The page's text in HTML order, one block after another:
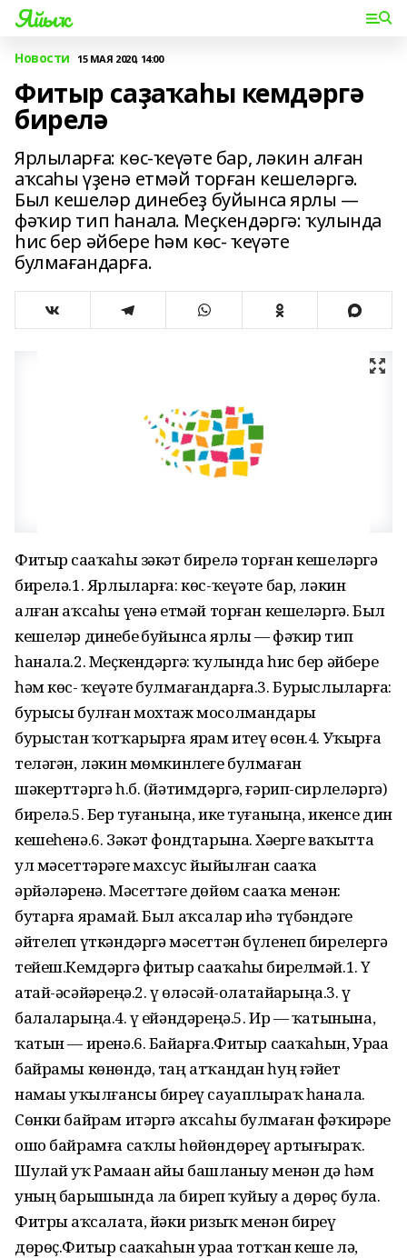
Яйыҡ
Новости 15 МАЯ 2020, 14:00
Фитыр саҙаҡаһы кемдәргә
бирелә
Ярлыларға: көс-ҡеүәте бар, ләкин алған
аҡсаһы үҙенә етмәй торған кешеләргә.
Был кешеләр динебеҙ буйынса ярлы —
фәҡир тип һанала. Меҫкендәргә: ҡулында
һис бер әйбере һәм көс- ҡеүәте
булмағандарға.
Фитыр саҙаҡаһы зәкәт бирелә торған кешеләргә
бирелә.1. Ярлыларға: көс-ҡеүәте бар, ләкин
алған аҡсаһы үҙенә етмәй торған кешеләргә. Был
кешеләр динебеҙ буйынса ярлы — фәҡир тип
һанала.2. Меҫкендәргә: ҡулында һис бер әйбере
һәм көс- ҡеүәте булмағандарға.3. Бурыслыларға:
бурысы булған мохтаж мосолмандарҙы
бурыстан ҡотҡарырға ярҙам итеү өсөн.4. Уҡырға
теләгән, ләкин мөмкинлеге булмаған
шәкерттәргә һ.б. (йәтимдәргә, ғәрип-сирлеләргә)
бирелә.5. Бер туғаныңа, ике туғаныңа, икенсе дин
кешеһенә.6. Зәкәт фондтарына. Хәҙерге ваҡытта
ул мәсеттәрҙәге махсус йыйылған саҙаҡа
әрйәләренә. Мәсеттәге дөйөм саҙаҡа менән:
бутарға ярамай. Был аҡсалар иһә түбәндәге
әйтелеп үткәндәргә мәсеттән бүленеп бирелергә
тейеш.Кемдәргә фитыр саҙаҡаһы бирелмәй.1. Үҙ
атай-әсәйҙәреңә.2. үҙ өләсәй-олатайҙарыңа.3. үҙ
балаларыңа.4. үҙ ейәндәреңә.5. Ир — ҡатынына,
ҡатын — иренә.6. Байҙарға.Фитыр саҙаҡаһын, Ураҙа
байрамы көнөндә, таң атҡандан һуң ғәйет
намаҙы уҡылғансы биреү сауаплыраҡ һанала.
Сөнки байрам итәргә аҡсаһы булмаған фәҡирҙәрҙе
ошо байрамға саҡлы һөйөндөреү артығыраҡ.
Шулай уҡ Рамаҙан айы башланыу менән дә һәм
уның барышында ла биреп ҡуйыу ҙа дөрөҫ була.
Фитрҙы аҡсалата, йәки ризыҡ менән биреү
дөрөҫ.Фитыр саҙаҡаһын ураҙа тотҡан кеше лә,